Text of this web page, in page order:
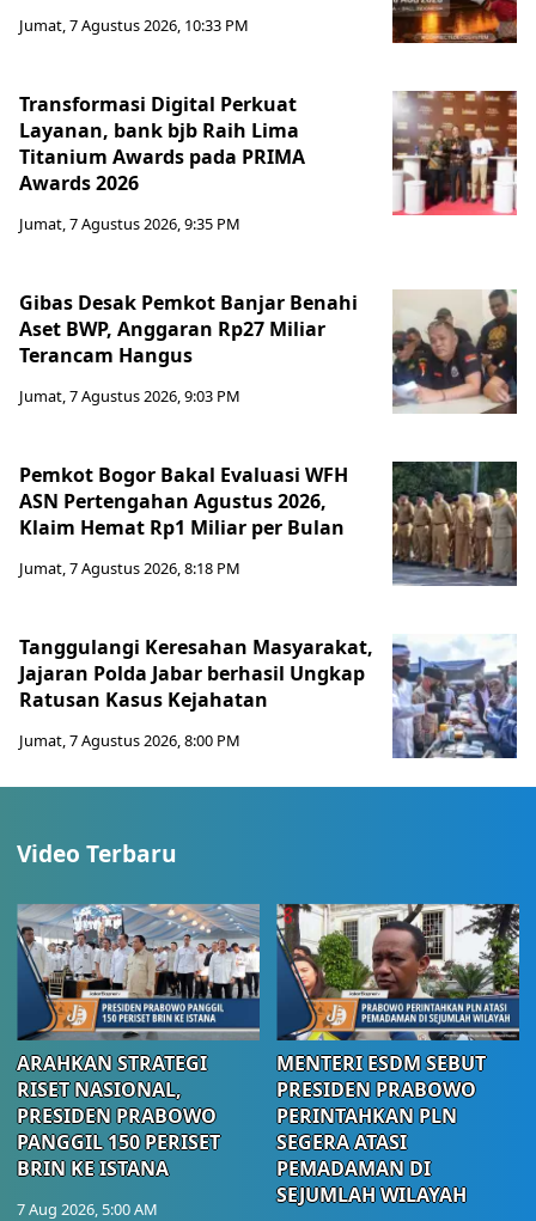
Jumat, 7 Agustus 2026, 10:33 PM
Transformasi Digital Perkuat
Layanan, bank bjb Raih Lima
Titanium Awards pada PRIMA
Awards 2026
Jumat, 7 Agustus 2026, 9:35 PM
Gibas Desak Pemkot Banjar Benahi
Aset BWP, Anggaran Rp27 Miliar
Terancam Hangus
Jumat, 7 Agustus 2026, 9:03 PM
Pemkot Bogor Bakal Evaluasi WFH
ASN Pertengahan Agustus 2026,
Klaim Hemat Rp1 Miliar per Bulan
Jumat, 7 Agustus 2026, 8:18 PM
Tanggulangi Keresahan Masyarakat,
Jajaran Polda Jabar berhasil Ungkap
Ratusan Kasus Kejahatan
Jumat, 7 Agustus 2026, 8:00 PM
Video Terbaru
ARAHKAN STRATEGI
RISET NASIONAL,
PRESIDEN PRABOWO
PANGGIL 150 PERISET
BRIN KE ISTANA
7 Aug 2026, 5:00 AM
MENTERI ESDM SEBUT
PRESIDEN PRABOWO
PERINTAHKAN PLN
SEGERA ATASI
PEMADAMAN DI
SEJUMLAH WILAYAH